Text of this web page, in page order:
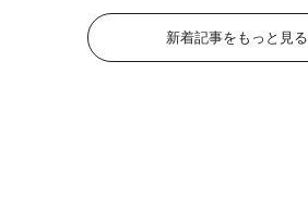
新着記事をもっと見る